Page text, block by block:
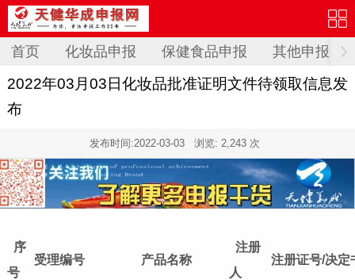
首页 化妆品申报 保健食品申报 其他申报
2022年03月03日化妆品批准证明文件待领取信息发
布
发布时间:2022-03-03 浏览: 2,243 次
序
号
受理编号 产品名称
注册
人
注册证号/决定